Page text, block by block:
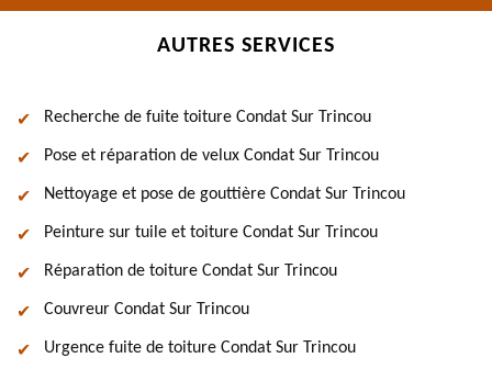
AUTRES SERVICES
Recherche de fuite toiture Condat Sur Trincou
Pose et réparation de velux Condat Sur Trincou
Nettoyage et pose de gouttière Condat Sur Trincou
Peinture sur tuile et toiture Condat Sur Trincou
Réparation de toiture Condat Sur Trincou
Couvreur Condat Sur Trincou
Urgence fuite de toiture Condat Sur Trincou